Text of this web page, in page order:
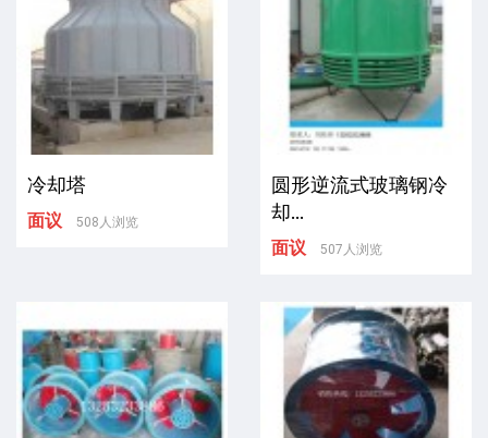
冷却塔
面议 508人浏览
圆形逆流式玻璃钢冷
却...
面议 507人浏览